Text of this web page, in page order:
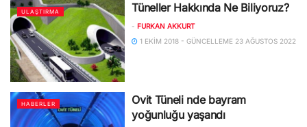
ULAŞTIRMA Tüneller Hakkında Ne Biliyoruz?
- FURKAN AKKURT
1 EKIM 2018 - GÜNCELLEME 23 AĞUSTOS 2022
HABERLER
Ovit Tüneli nde bayram
yoğunluğu yaşandı